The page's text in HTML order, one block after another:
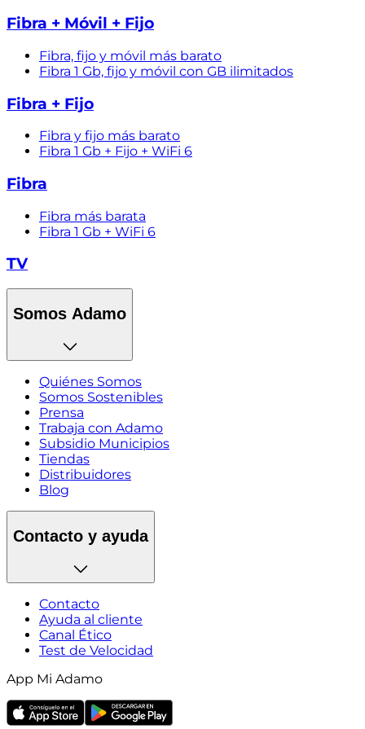
Fibra + Móvil + Fijo
Fibra, fijo y móvil más barato
Fibra 1 Gb, fijo y móvil con GB ilimitados
Fibra + Fijo
Fibra y fijo más barato
Fibra 1 Gb + Fijo + WiFi 6
Fibra
Fibra más barata
Fibra 1 Gb + WiFi 6
TV
Somos Adamo
Quiénes Somos
Somos Sostenibles
Prensa
Trabaja con Adamo
Subsidio Municipios
Tiendas
Distribuidores
Blog
Contacto y ayuda
Contacto
Ayuda al cliente
Canal Ético
Test de Velocidad
App Mi Adamo